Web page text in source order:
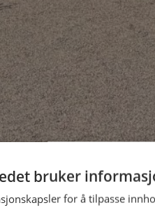
bruker
for å tilpasse